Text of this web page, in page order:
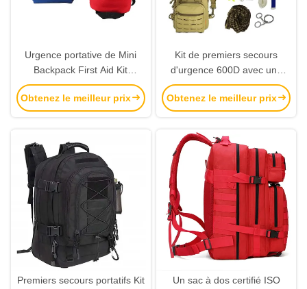
Urgence portative de Mini
Backpack First Aid Kit
imperméable pour des
enfants
Obtenez le meilleur prix
Kit de premiers secours
d'urgence 600D avec une
durée de conservation de 3
ans et une certification CE
BSCI ISO 13485
Obtenez le meilleur prix
Premiers secours portatifs Kit
Un sac à dos certifié ISO